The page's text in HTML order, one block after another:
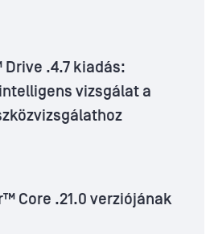
.4.7 kiadás:
vizsgálat a
Core .21.0 verziójának